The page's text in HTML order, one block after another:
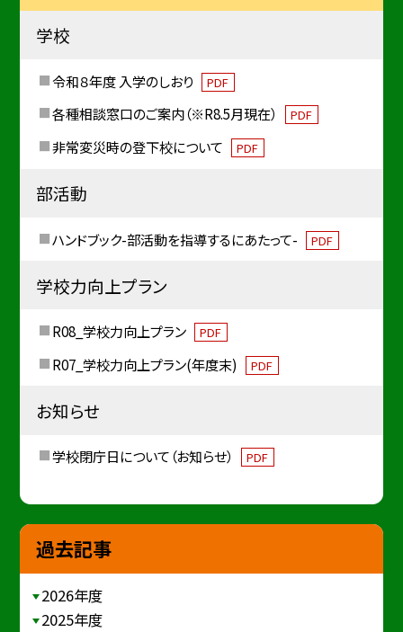
学校
令和８年度 入学のしおり PDF
各種相談窓口のご案内（※R8.5月現在） PDF
非常変災時の登下校について PDF
部活動
ハンドブック-部活動を指導するにあたって- PDF
学校力向上プラン
R08_学校力向上プラン PDF
R07_学校力向上プラン(年度末) PDF
お知らせ
学校閉庁日について（お知らせ） PDF
過去記事
2026年度
2025年度